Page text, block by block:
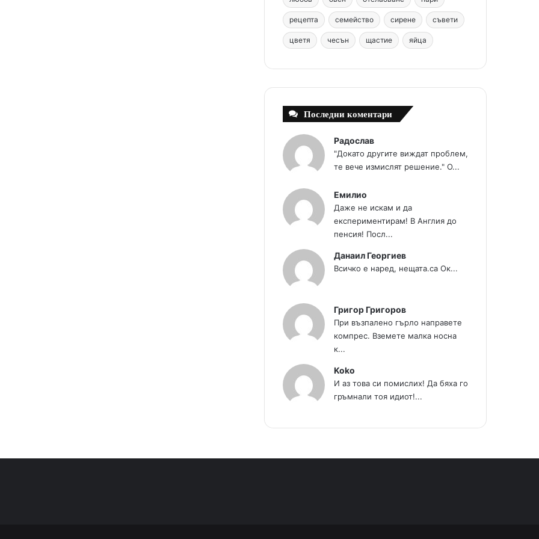
t
m
рецепта семейство сирене съвети
цветя чесън щастие яйца
Последни коментари
Радослав
"Докато другите виждат проблем,
те вече измислят решение." О...
Емилио
Даже не искам и да
експериментирам! В Англия до
пенсия! Посл...
Данаил Георгиев
Всичко е наред, нещата.са Ок...
Григор Григоров
При възпалено гърло направете
компрес. Вземете малка носна
к...
Koko
И аз това си помислих! Да бяха го
гръмнали тоя идиот!...